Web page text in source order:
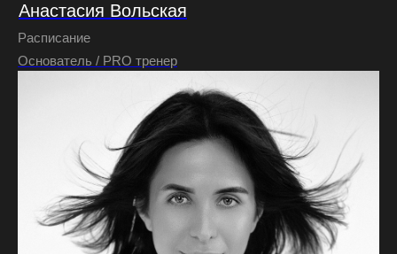
Анастасия Вольская
Расписание
Основатель / PRO тренер